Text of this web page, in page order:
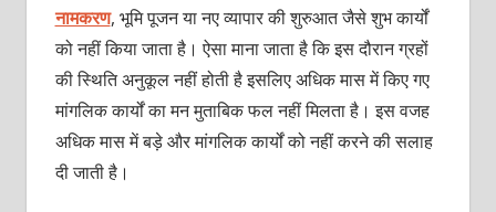
नामकरण, भूमि पूजन या नए व्यापार की शुरुआत जैसे शुभ कार्यों
को नहीं किया जाता है। ऐसा माना जाता है कि इस दौरान ग्रहों
की स्थिति अनुकूल नहीं होती है इसलिए अधिक मास में किए गए
मांगलिक कार्यों का मन मुताबिक फल नहीं मिलता है। इस वजह
अधिक मास में बड़े और मांगलिक कार्यों को नहीं करने की सलाह
दी जाती है।